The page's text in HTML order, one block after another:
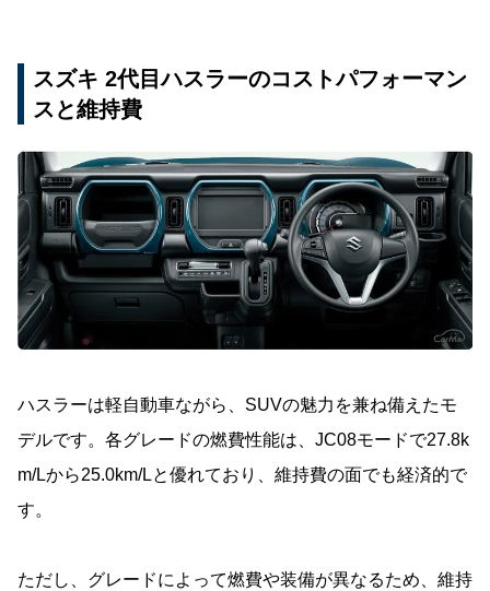
スズキ 2代目ハスラーのコストパフォーマン
スと維持費
ハスラーは軽自動車ながら、SUVの魅力を兼ね備えたモ
デルです。各グレードの燃費性能は、JC08モードで27.8k
m/Lから25.0km/Lと優れており、維持費の面でも経済的で
す。
ただし、グレードによって燃費や装備が異なるため、維持